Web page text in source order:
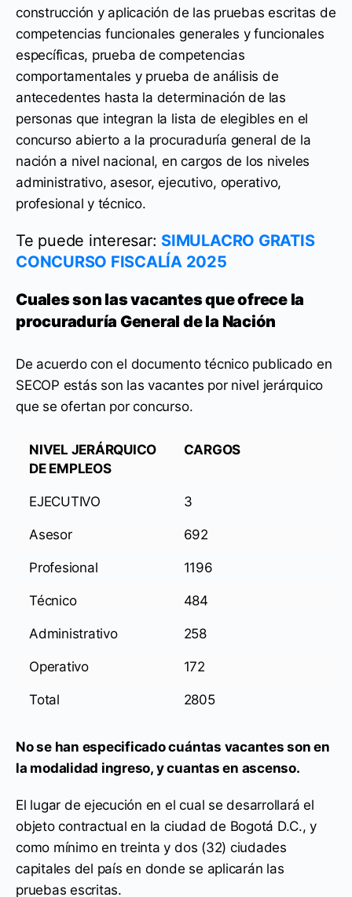
construcción y aplicación de las pruebas escritas de
competencias funcionales generales y funcionales
específicas, prueba de competencias
comportamentales y prueba de análisis de
antecedentes hasta la determinación de las
personas que integran la lista de elegibles en el
concurso abierto a la procuraduría general de la
nación a nivel nacional, en cargos de los niveles
administrativo, asesor, ejecutivo, operativo,
profesional y técnico.
Te puede interesar: SIMULACRO GRATIS
CONCURSO FISCALÍA 2025
Cuales son las vacantes que ofrece la
procuraduría General de la Nación
De acuerdo con el documento técnico publicado en
SECOP estás son las vacantes por nivel jerárquico
que se ofertan por concurso.
NIVEL JERÁRQUICO
DE EMPLEOS
CARGOS
EJECUTIVO 3
Asesor 692
Profesional 1196
Técnico 484
Administrativo 258
Operativo 172
Total 2805
No se han especificado cuántas vacantes son en
la modalidad ingreso, y cuantas en ascenso.
El lugar de ejecución en el cual se desarrollará el
objeto contractual en la ciudad de Bogotá D.C., y
como mínimo en treinta y dos (32) ciudades
capitales del país en donde se aplicarán las
pruebas escritas.